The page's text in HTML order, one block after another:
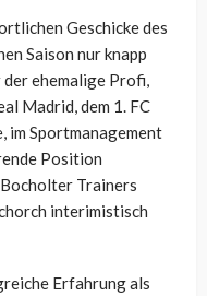
Geschicke des
Saison nur knapp
ehemalige Profi,
Madrid, dem 1. FC
im Sportmanagement
Position
Trainers
interimistisch
Erfahrung als